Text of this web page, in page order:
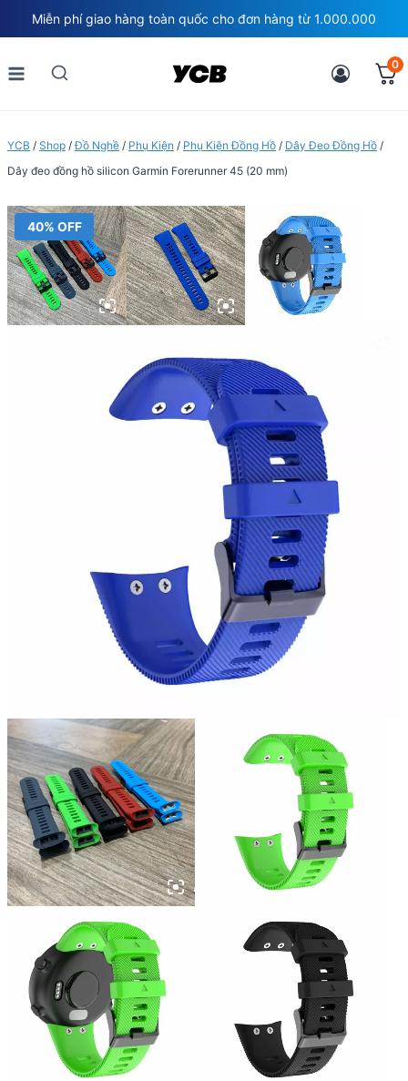
to
content
Miễn phí giao hàng toàn quốc cho đơn hàng từ 1.000.000
0
YCB / Shop /Đồ Nghề / Phụ Kiện / Phụ Kiện Đồng Hồ / Dây Đeo Đồng Hồ /
Dây đeo đồng hồ silicon Garmin Forerunner 45 (20 mm)
40% OFF